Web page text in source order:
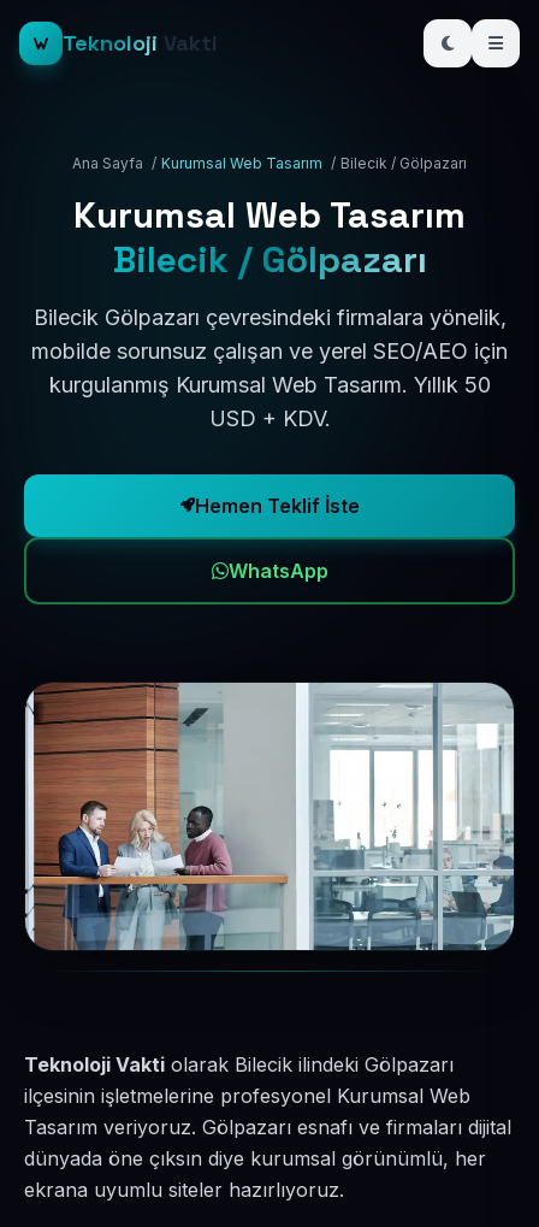
Teknoloji Vakti
Ana Sayfa / Kurumsal Web Tasarım / Bilecik / Gölpazarı
Kurumsal Web Tasarım
Bilecik / Gölpazarı
Bilecik Gölpazarı çevresindeki firmalara yönelik,
mobilde sorunsuz çalışan ve yerel SEO/AEO için
kurgulanmış Kurumsal Web Tasarım. Yıllık 50
USD + KDV.
Hemen Teklif İste
WhatsApp
Teknoloji Vakti olarak Bilecik ilindeki Gölpazarı
ilçesinin işletmelerine profesyonel Kurumsal Web
Tasarım veriyoruz. Gölpazarı esnafı ve firmaları dijital
dünyada öne çıksın diye kurumsal görünümlü, her
ekrana uyumlu siteler hazırlıyoruz.